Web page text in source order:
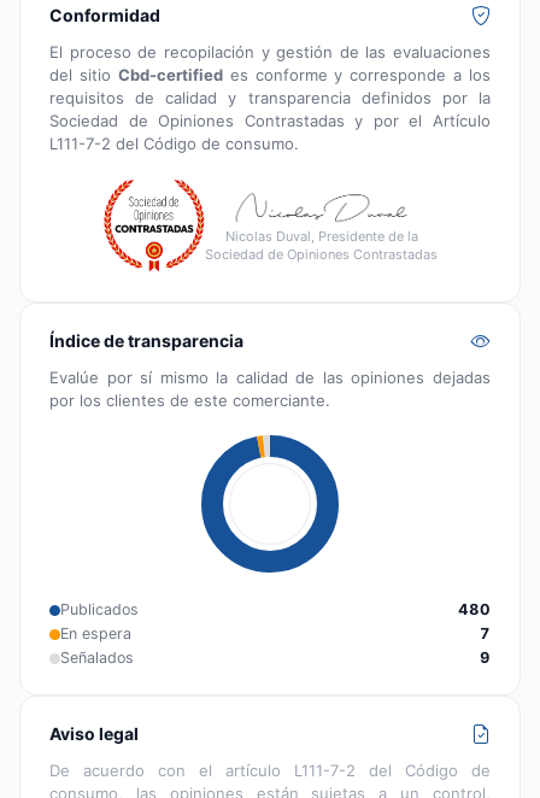
Conformidad
El proceso de recopilación y gestión de las evaluaciones
del sitio Cbd-certifiedes conforme y corresponde a los
requisitos de calidad y transparencia definidos por la
Sociedad de Opiniones Contrastadas y por el Artículo
L111-7-2 del Código de consumo.
Nicolas Duval, Presidente de la
Sociedad de Opiniones Contrastadas
Índice de transparencia
Evalúe por sí mismo la calidad de las opiniones dejadas
por los clientes de este comerciante.
Publicados
480
En espera
7
Señalados
9
Aviso legal
De acuerdo con el artículo L111-7-2 del Código de
consumo, las opiniones están sujetas a un control,